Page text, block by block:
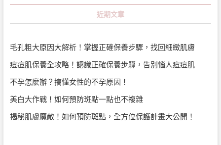
近期文章
毛孔粗大原因大解析！掌握正確保養步驟，找回細緻肌膚
痘痘肌保養全攻略！認識正確保養步驟，告別惱人痘痘肌
不孕怎麼辦？搞懂女性的不孕原因！
美白大作戰！如何預防斑點一點也不複雜
揭秘肌膚魔敵！如何預防斑點，全方位保護計畫大公開！